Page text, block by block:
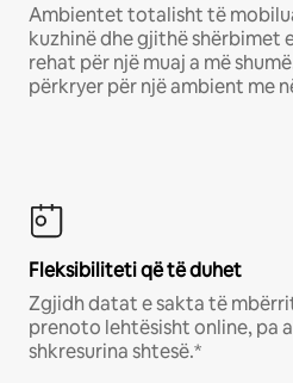
Ambientet totalisht të
kuzhinë dhe gjithë shërbimet
rehat për një muaj a më
përkryer për një ambient me
Fleksibiliteti që të duhet
Zgjidh datat e sakta të
prenoto lehtësisht online, pa
shkresurina shtesë.*